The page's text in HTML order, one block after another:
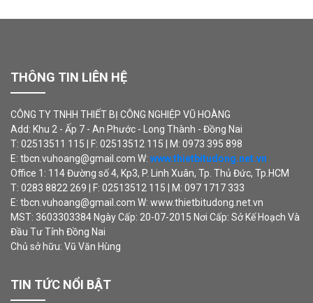
THÔNG TIN LIÊN HỆ
CÔNG TY TNHH THIẾT BỊ CÔNG NGHIỆP VŨ HOÀNG
Add: Khu 2 - Ấp 7 - An Phước - Long Thành - Đồng Nai
T: 02513511 115 | F: 02513512 115 | M: 0973 395 898
E: tbcn.vuhoang@gmail.com W: www.thietbitudong.net.vn
Office 1: 114 Đường số 4, Kp3, P. Linh Xuân, Tp. Thủ Đức, Tp.HCM
T: 0283 8822 269 | F: 02513512 115 | M: 097 1717 333
E: tbcn.vuhoang@gmail.com W: www.thietbitudong.net.vn
MST: 3603303384 Ngày Cấp: 20-07-2015 Nơi Cấp: Sở Kế Hoạch Và
Đầu Tư Tỉnh Đồng Nai
Chủ sở hữu: Vũ Văn Hùng
TIN TỨC NỔI BẬT